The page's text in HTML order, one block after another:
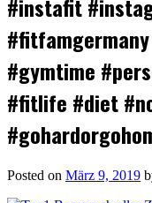
#instafit
#gymtime
#fitlife #diet
Posted on März 9, 2019